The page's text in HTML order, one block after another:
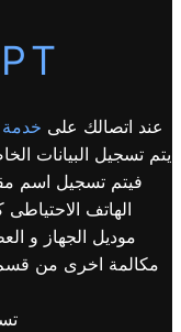
عند اتصالك على خدمة
يتم تسجيل البيانات
فيتم تسجيل اسم
الهاتف
موديل الجهاز و
مكالمة اخرى من قسم